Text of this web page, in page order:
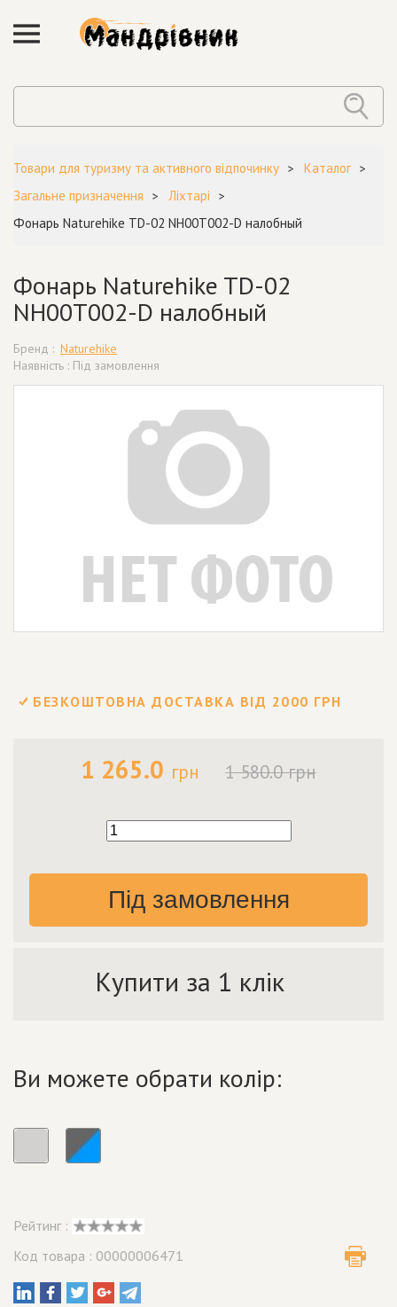
Товари для туризму та активного відпочинку
Каталог
Загальне призначення
Ліхтарі
Фонарь Naturehike TD-02 NH00T002-D налобный
Фонарь Naturehike TD-02
NH00T002-D налобный
Бренд : Naturehike
Наявність : Під замовлення
БЕЗКОШТОВНА ДОСТАВКА ВІД 2000 ГРН
1 265.0 грн 1 580.0 грн
Під замовлення
Купити за 1 клік
Ви можете обрати колір:
Рейтинг :
Код товара : 00000006471